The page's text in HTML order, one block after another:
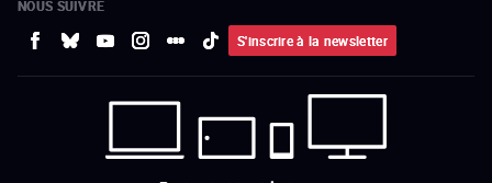
NOUS SUIVRE
S'inscrire à la newsletter